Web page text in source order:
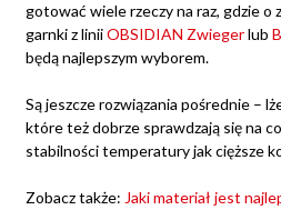
gotować wiele rzeczy na raz, gdzie
garnki z liniiOBSIDIAN Zwiegerlub
będą najlepszym wyborem.
Są jeszcze rozwiązania pośrednie –
które też dobrze sprawdzają się na
stabilności temperatury jak cięższe
Zobacz także: Jaki materiał jest